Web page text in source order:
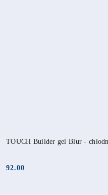
TOUCH Builder gel Blur -
Cena:
92.00